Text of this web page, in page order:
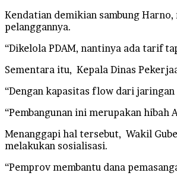
Kendatian demikian sambung
pelanggannya.
“Dikelola PDAM, nantinya ada tarif
Sementara itu, Kepala Dinas
“Dengan kapasitas flow dari
“Pembangunan ini merupakan hibah
Menanggapi hal tersebut, Wakil
melakukan sosialisasi.
“Pemprov membantu dana